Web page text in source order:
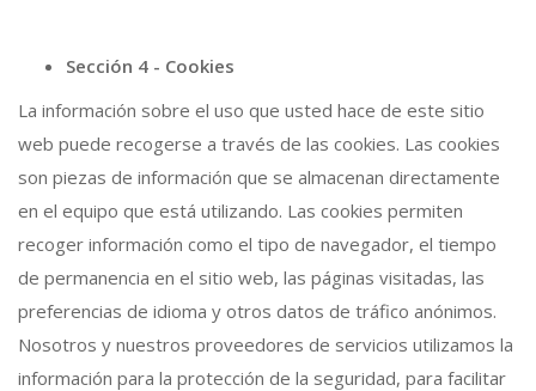
Sección 4 - Cookies
La información sobre el uso que usted hace de este sitio
web puede recogerse a través de las cookies. Las cookies
son piezas de información que se almacenan directamente
en el equipo que está utilizando. Las cookies permiten
recoger información como el tipo de navegador, el tiempo
de permanencia en el sitio web, las páginas visitadas, las
preferencias de idioma y otros datos de tráfico anónimos.
Nosotros y nuestros proveedores de servicios utilizamos la
información para la protección de la seguridad, para facilitar